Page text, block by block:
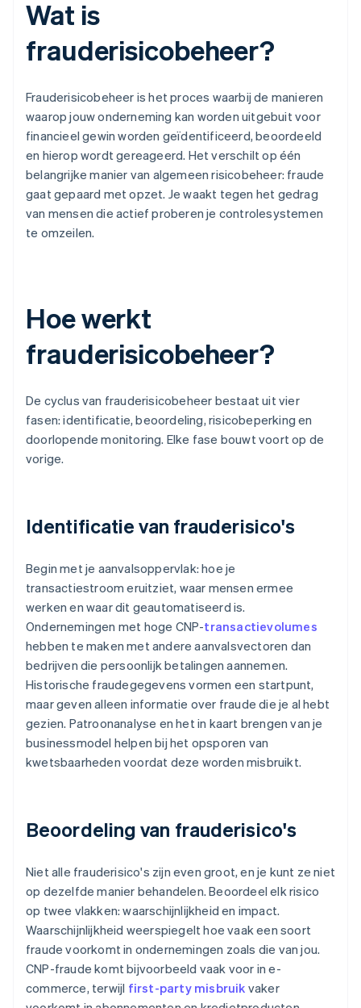
Wat is
frauderisicobeheer?
Frauderisicobeheer is het proces waarbij de manieren
waarop jouw onderneming kan worden uitgebuit voor
financieel gewin worden geïdentificeerd, beoordeeld
en hierop wordt gereageerd. Het verschilt op één
belangrijke manier van algemeen risicobeheer: fraude
gaat gepaard met opzet. Je waakt tegen het gedrag
van mensen die actief proberen je controlesystemen
te omzeilen.
Hoe werkt
frauderisicobeheer?
De cyclus van frauderisicobeheer bestaat uit vier
fasen: identificatie, beoordeling, risicobeperking en
doorlopende monitoring. Elke fase bouwt voort op de
vorige.
Identificatie van frauderisico's
Begin met je aanvalsoppervlak: hoe je
transactiestroom eruitziet, waar mensen ermee
werken en waar dit geautomatiseerd is.
Ondernemingen met hoge CNP-transactievolumes
hebben te maken met andere aanvalsvectoren dan
bedrijven die persoonlijk betalingen aannemen.
Historische fraudegegevens vormen een startpunt,
maar geven alleen informatie over fraude die je al hebt
gezien. Patroonanalyse en het in kaart brengen van je
businessmodel helpen bij het opsporen van
kwetsbaarheden voordat deze worden misbruikt.
Beoordeling van frauderisico's
Niet alle frauderisico's zijn even groot, en je kunt ze niet
op dezelfde manier behandelen. Beoordeel elk risico
op twee vlakken: waarschijnlijkheid en impact.
Waarschijnlijkheid weerspiegelt hoe vaak een soort
fraude voorkomt in ondernemingen zoals die van jou.
CNP-fraude komt bijvoorbeeld vaak voor in e-
commerce, terwijl first-party misbruik vaker